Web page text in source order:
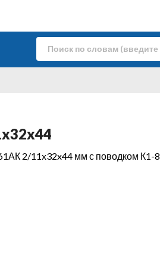
2/11x32x44 мм с поводком К1-8